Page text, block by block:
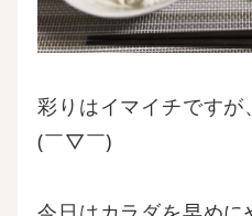
彩りはイマイチです
(￣▽￣)